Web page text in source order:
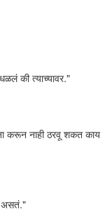
की त्याच्यावर."
नाही ठरवू शकत काय
असतं."